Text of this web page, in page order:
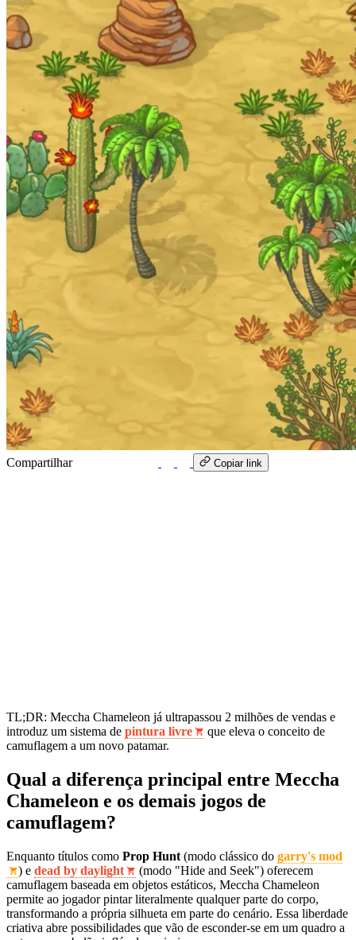
Compartilhar Copiar link
TL;DR: Meccha Chameleon já ultrapassou 2 milhões de vendas e
introduz um sistema de pintura livre
que eleva o conceito de
camuflagem a um novo patamar.
Qual a diferença principal entre Meccha
Chameleon e os demais jogos de
camuflagem?
Enquanto títulos como Prop Hunt (modo clássico do garry's mod
) e dead by daylight
(modo "Hide and Seek") oferecem
camuflagem baseada em objetos estáticos, Meccha Chameleon
permite ao jogador pintar literalmente qualquer parte do corpo,
transformando a própria silhueta em parte do cenário. Essa liberdade
criativa abre possibilidades que vão de esconder-se em um quadro a